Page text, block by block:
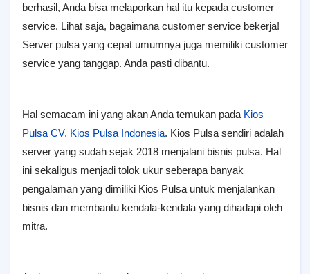
berhasil, Anda bisa melaporkan hal itu kepada customer
service. Lihat saja, bagaimana customer service bekerja!
Server pulsa yang cepat umumnya juga memiliki customer
service yang tanggap. Anda pasti dibantu.
Hal semacam ini yang akan Anda temukan pada Kios
Pulsa CV. Kios Pulsa Indonesia. Kios Pulsa sendiri adalah
server yang sudah sejak 2018 menjalani bisnis pulsa. Hal
ini sekaligus menjadi tolok ukur seberapa banyak
pengalaman yang dimiliki Kios Pulsa untuk menjalankan
bisnis dan membantu kendala-kendala yang dihadapi oleh
mitra.